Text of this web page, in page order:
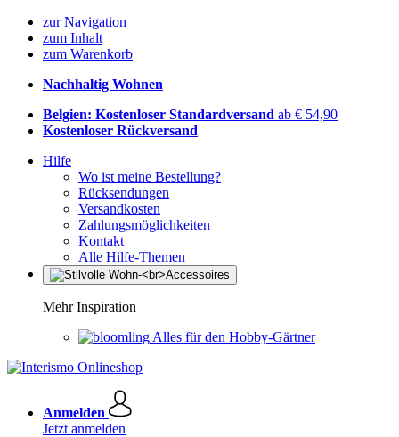
zur Navigation
zum Inhalt
zum Warenkorb
Nachhaltig Wohnen
Belgien: Kostenloser Standardversand ab € 54,90
Kostenloser Rückversand
Hilfe
Wo ist meine Bestellung?
Rücksendungen
Versandkosten
Zahlungsmöglichkeiten
Kontakt
Alle Hilfe-Themen
Mehr Inspiration
Alles für den Hobby-Gärtner
Anmelden
Jetzt anmelden